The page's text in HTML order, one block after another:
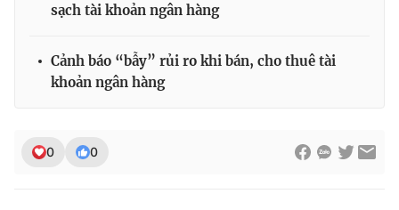
thuận bằng văn bản. Ghi rõ nguồn VTV.vn khi phát hành lại
thông tin từ website này.
sạch tài khoản ngân hàng
Cảnh báo “bẫy” rủi ro khi bán, cho thuê tài
khoản ngân hàng
0 0